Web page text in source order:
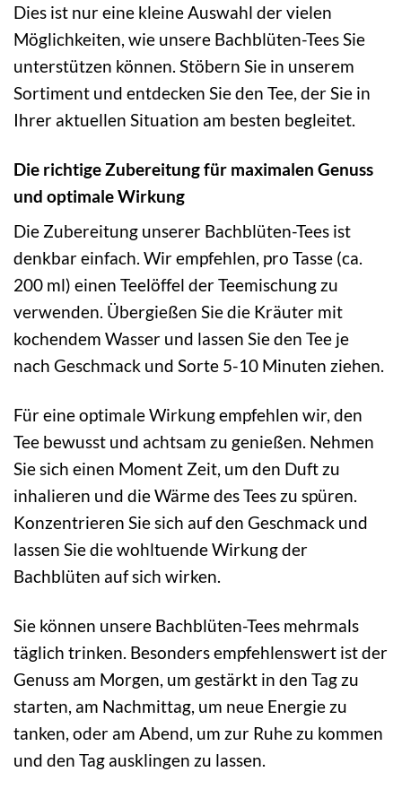
Dies ist nur eine kleine Auswahl der vielen
Möglichkeiten, wie unsere Bachblüten-Tees Sie
unterstützen können. Stöbern Sie in unserem
Sortiment und entdecken Sie den Tee, der Sie in
Ihrer aktuellen Situation am besten begleitet.
Die richtige Zubereitung für maximalen Genuss
und optimale Wirkung
Die Zubereitung unserer Bachblüten-Tees ist
denkbar einfach. Wir empfehlen, pro Tasse (ca.
200 ml) einen Teelöffel der Teemischung zu
verwenden. Übergießen Sie die Kräuter mit
kochendem Wasser und lassen Sie den Tee je
nach Geschmack und Sorte 5-10 Minuten ziehen.
Für eine optimale Wirkung empfehlen wir, den
Tee bewusst und achtsam zu genießen. Nehmen
Sie sich einen Moment Zeit, um den Duft zu
inhalieren und die Wärme des Tees zu spüren.
Konzentrieren Sie sich auf den Geschmack und
lassen Sie die wohltuende Wirkung der
Bachblüten auf sich wirken.
Sie können unsere Bachblüten-Tees mehrmals
täglich trinken. Besonders empfehlenswert ist der
Genuss am Morgen, um gestärkt in den Tag zu
starten, am Nachmittag, um neue Energie zu
tanken, oder am Abend, um zur Ruhe zu kommen
und den Tag ausklingen zu lassen.